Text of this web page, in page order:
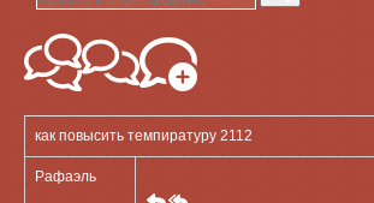
как повысить темпиратуру 2112
Рафаэль